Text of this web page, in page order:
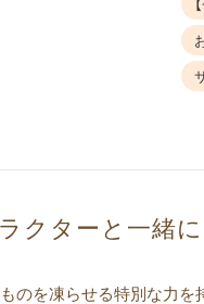
クターと​一緒に​
のを凍らせる特別な力を